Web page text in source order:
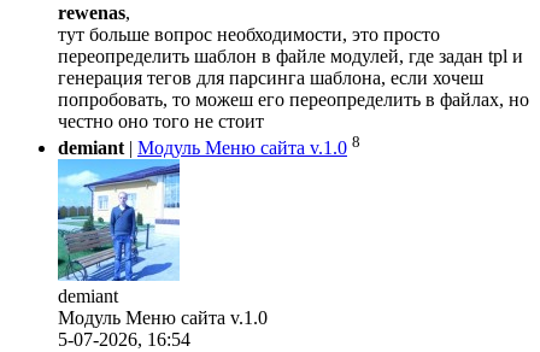
rewenas,
тут больше вопрос необходимости, это просто
переопределить шаблон в файле модулей, где задан tpl и
генерация тегов для парсинга шаблона, если хочеш
попробовать, то можеш его переопределить в файлах, но
честно оно того не стоит
demiant | Модуль Меню сайта v.1.0 8
demiant
Модуль Меню сайта v.1.0
5-07-2026, 16:54